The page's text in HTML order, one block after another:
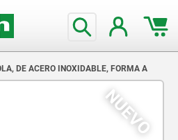
DE ACERO INOXIDABLE, FORMA A
NUEVO